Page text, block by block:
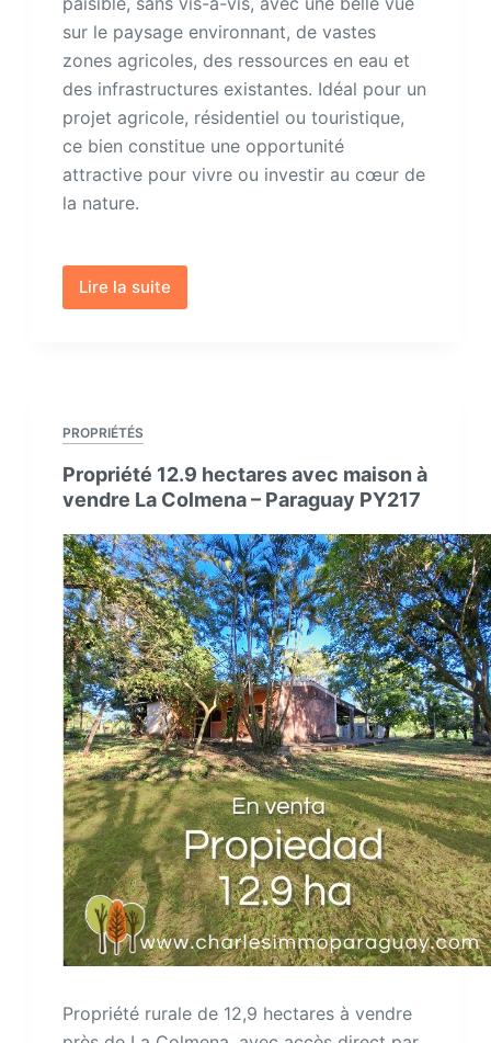
sur le paysage environnant, de vastes
zones agricoles, des ressources en eau et
des infrastructures existantes. Idéal pour un
projet agricole, résidentiel ou touristique,
ce bien constitue une opportunité
attractive pour vivre ou investir au cœur de
la nature.
Lire la suite
Propriété
à
Colmena,
Paraguay
–
Terrain
avec
maison
PY206
PROPRIÉTÉS
Propriété 12.9 hectares avec maison à
vendre La Colmena – Paraguay PY217
Propriété rurale de 12,9 hectares à vendre